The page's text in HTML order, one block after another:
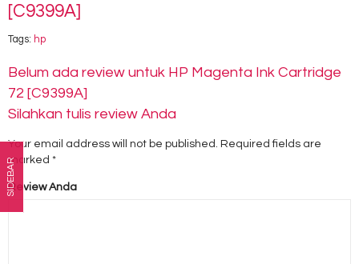
[C9399A]
Tags: hp
Belum ada review untuk HP Magenta Ink Cartridge
72 [C9399A]
Silahkan tulis review Anda
Your email address will not be published. Required fields are
marked *
Review Anda
SIDEBAR